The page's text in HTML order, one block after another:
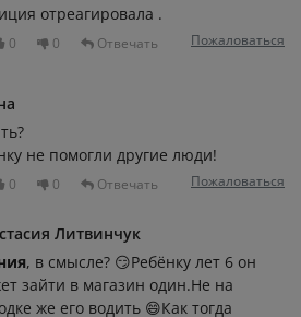
отреагировала .
0 0 Отвечать Пожаловаться
не помогли другие люди!
0 0 Отвечать Пожаловаться
Литвинчук
, в смысле? 😏Ребёнку лет 6 он
зайти в магазин один.Не на
же его водить 😄Как тогда